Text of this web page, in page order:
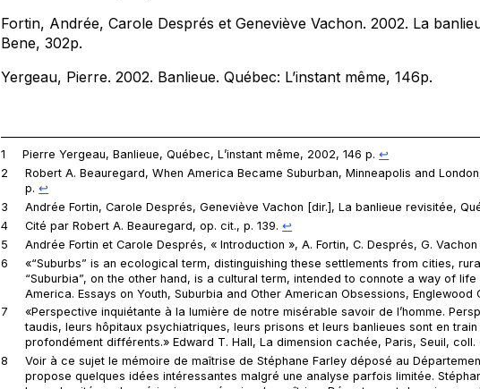
Fortin, Andrée, Carole Després et Geneviève Vachon. 2002. La
Bene, 302p.
Yergeau, Pierre. 2002. Banlieue. Québec: L’instant même, 146p.
1 Pierre Yergeau,Banlieue, Québec, L’instant même, 2002, 146 p.↩︎
2
Robert A. Beauregard,When America Became Suburban, Minneapolis and
p.↩︎
3
Andrée Fortin, Carole Després, Geneviève Vachon [dir.],La banlieue revisitée,
4
Cité par Robert A. Beauregard,op. cit., p. 139.↩︎
5
Andrée Fortin et Carole Després, « Introduction », A. Fortin, C. Després, G.
6
«“Suburbs” is an ecological term, distinguishing these settlements from cities,
“Suburbia”, on the other hand, is a cultural term, intended to connote a way of
America. Essays on Youth, Suburbia and Other American Obsessions, Englewood
7
«Perspective inquiétante à la lumière de notre misérable savoir de l’homme.
taudis, leurs hôpitaux psychiatriques, leurs prisons et leurs banlieues sont en
profondément différents.» Edward T. Hall,La dimension cachée, Paris, Seuil, coll.
8
Voir à ce sujet le mémoire de maîtrise de Stéphane Farley déposé au
propose quelques idées intéressantes malgré une analyse parfois limitée.